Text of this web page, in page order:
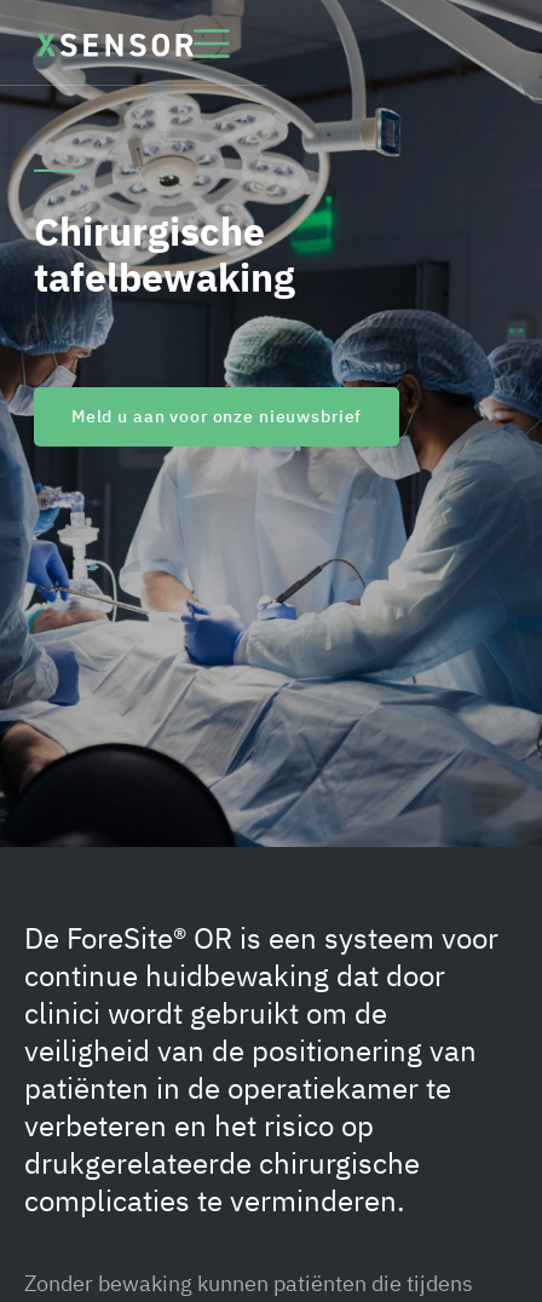
Chirurgische
tafelbewaking
Meld u aan voor onze nieuwsbrief
De ForeSite® OR is een systeem voor
continue huidbewaking dat door
clinici wordt gebruikt om de
veiligheid van de positionering van
patiënten in de operatiekamer te
verbeteren en het risico op
drukgerelateerde chirurgische
complicaties te verminderen.
Zonder bewaking kunnen patiënten die tijdens